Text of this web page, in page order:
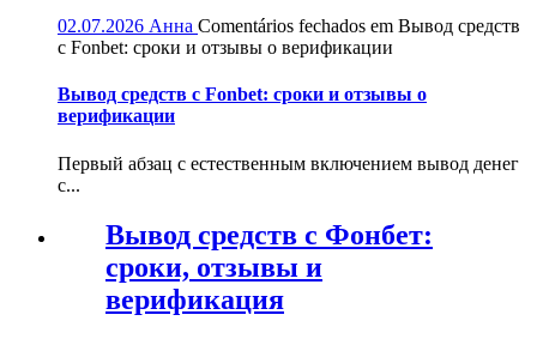
02.07.2026 Анна Comentários fechados em Вывод средств
с Fonbet: сроки и отзывы о верификации
Вывод средств с Fonbet: сроки и отзывы о
верификации
Первый абзац с естественным включением вывод денег
с...
Вывод средств с Фонбет:
сроки, отзывы и
верификация